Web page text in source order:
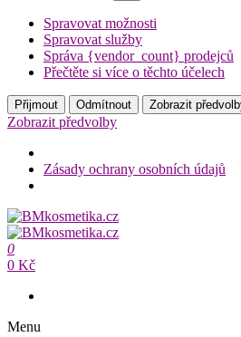
Spravovat možnosti
Spravovat služby
Správa {vendor_count} prodejců
Přečtěte si více o těchto účelech
Přijmout Odmítnout Zobrazit
Zobrazit předvolby
Zásady ochrany osobních údajů
Přeskočit
na
obsah
BMkosmetika.cz
BMkosmetika.cz
0
0 Kč
Menu